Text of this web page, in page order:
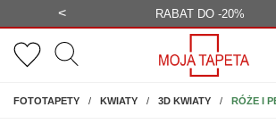
< BEZPŁATNA WIZUALIZACJA
FOTOTAPETYNA ŚCIANĘ
KWIATY 3D KWIATY RÓŻE I